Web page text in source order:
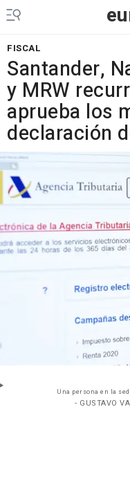
FISCAL
Santander,
y MRW
aprueba los
declaración
Una persona en la
- GUSTAVO